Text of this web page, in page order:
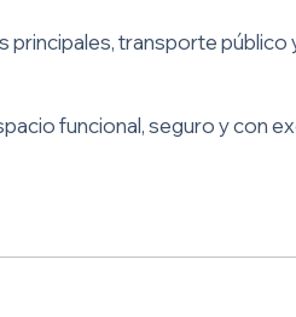
transporte público
funcional, seguro y con